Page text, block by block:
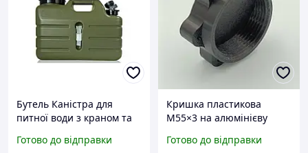
Бутель Каністра для
питної води з краном та
PET-TG 11L
Готово до відправки
Кришка пластикова
М55×3 на алюмінієву
та отвором 52 мм
Готово до відправки